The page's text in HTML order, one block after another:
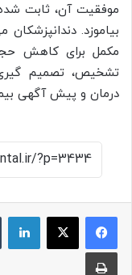
موفقیت آن، ثابت
بیاموزد.
مکمل برای کاهش
تشخیص، تصمیم
درمان و پیش آگهی
چاپ